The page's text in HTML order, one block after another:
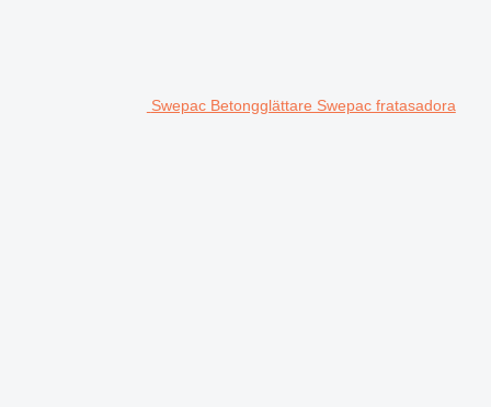
Swepac Betongglättare Swepac fratasadora